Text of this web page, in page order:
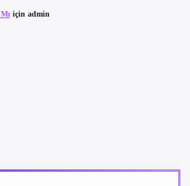
için admin